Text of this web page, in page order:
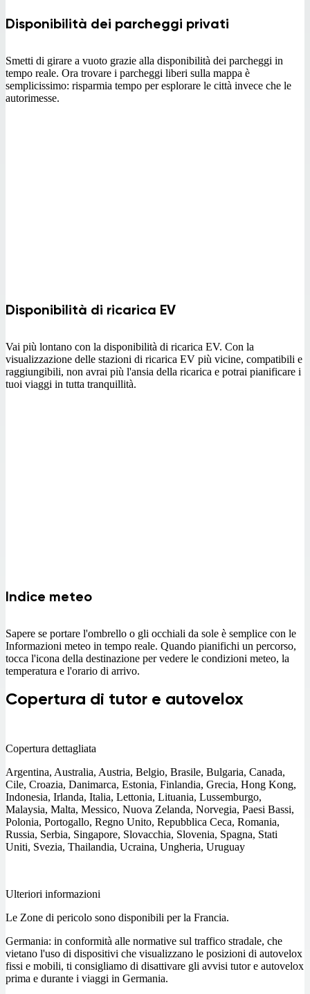
Disponibilità dei parcheggi privati
Smetti di girare a vuoto grazie alla disponibilità dei parcheggi in
tempo reale. Ora trovare i parcheggi liberi sulla mappa è
semplicissimo: risparmia tempo per esplorare le città invece che le
autorimesse.
Disponibilità di ricarica EV
Vai più lontano con la disponibilità di ricarica EV. Con la
visualizzazione delle stazioni di ricarica EV più vicine, compatibili e
raggiungibili, non avrai più l'ansia della ricarica e potrai pianificare i
tuoi viaggi in tutta tranquillità.
Indice meteo
Sapere se portare l'ombrello o gli occhiali da sole è semplice con le
Informazioni meteo in tempo reale. Quando pianifichi un percorso,
tocca l'icona della destinazione per vedere le condizioni meteo, la
temperatura e l'orario di arrivo.
Copertura di tutor e autovelox
Copertura dettagliata
Argentina, Australia, Austria, Belgio, Brasile, Bulgaria, Canada,
Cile, Croazia, Danimarca, Estonia, Finlandia, Grecia, Hong Kong,
Indonesia, Irlanda, Italia, Lettonia, Lituania, Lussemburgo,
Malaysia, Malta, Messico, Nuova Zelanda, Norvegia, Paesi Bassi,
Polonia, Portogallo, Regno Unito, Repubblica Ceca, Romania,
Russia, Serbia, Singapore, Slovacchia, Slovenia, Spagna, Stati
Uniti, Svezia, Thailandia, Ucraina, Ungheria, Uruguay
Ulteriori informazioni
Le Zone di pericolo sono disponibili per la Francia.
Germania: in conformità alle normative sul traffico stradale, che
vietano l'uso di dispositivi che visualizzano le posizioni di autovelox
fissi e mobili, ti consigliamo di disattivare gli avvisi tutor e autovelox
prima e durante i viaggi in Germania.